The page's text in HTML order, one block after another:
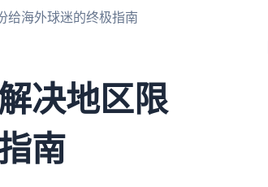
给海外球迷的终极指南
决地区限
南